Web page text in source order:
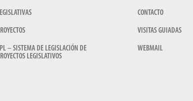
– SISTEMA DE LEGISLACIÓN DE
LEGISLATIVOS
CONTACTO
VISITAS GUIADAS
WEBMAIL